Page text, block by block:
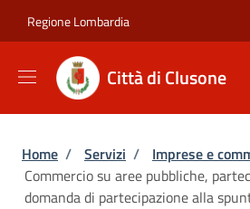
Regione Lombardia
Città di Clusone
Briciole di pane
Home / Servizi / Imprese e
Commercio su aree pubbliche,
domanda di partecipazione alla